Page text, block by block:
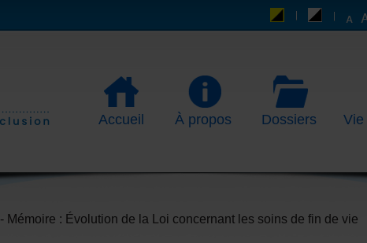
Accueil À propos Dossiers Vie
- Mémoire : Évolution de la Loi concernant les soins de fin de vie